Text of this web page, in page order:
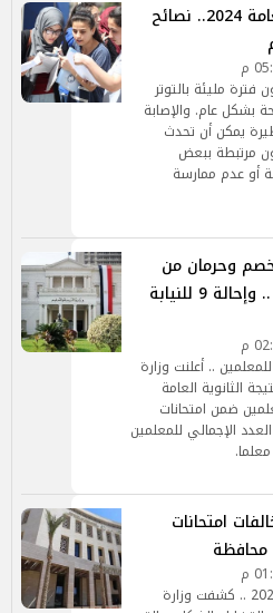
بعد ظهور نتيجة الثانوية العامة 2024.. نصائح
فترة مليئة بالتوتر
بشكل عام. والإصابة
يمكن أن تحدث
مرتبطة ببعض
أو عدم ممارسة
خصم وحرمان من
الامتحانات تشمل 337 معلما .. وإحالة 9 للنيابة
.. أعلنت وزارة
الثانوية العامة
ضمن امتحانات
إلي أن العدد الإجمالي للمعلمين
امتحانات
مخالفات امتحانات الثانوية العامة 2024 .. كشفت وزارة